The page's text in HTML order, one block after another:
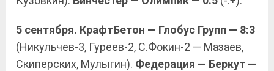
5 сентября. КрафтБетон — Глобус Групп — 8:3
(Никульчев-3, Гуреев-2, С.Фокин-2 — Мазаев,
Скиперских, Мулыгин). Федерация — Беркут —